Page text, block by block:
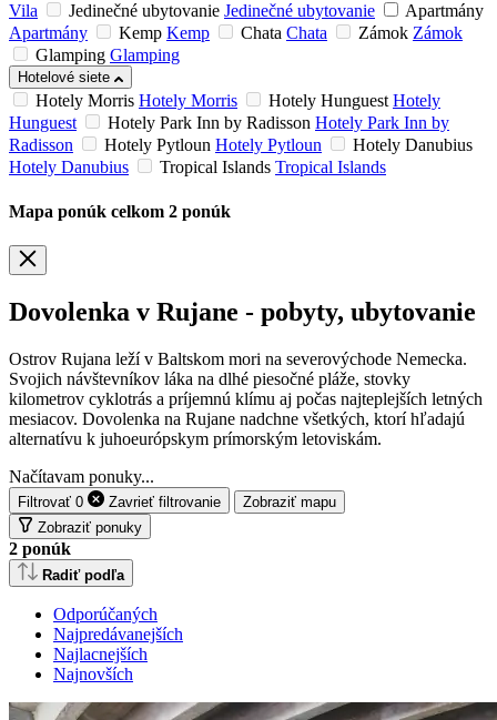
Vila
Jedinečné ubytovanie Jedinečné ubytovanie
Apartmány
Apartmány
Kemp Kemp Chata Chata Zámok Zámok
Glamping Glamping
Hotelové siete
Hotely Morris Hotely Morris Hotely Hunguest Hotely
Hunguest
Hotely Park Inn by Radisson Hotely Park Inn by
Radisson
Hotely Pytloun Hotely Pytloun
Hotely Danubius
Hotely Danubius
Tropical Islands Tropical Islands
Mapa ponúk celkom 2 ponúk
Dovolenka v Rujane - pobyty, ubytovanie
Ostrov Rujana leží v Baltskom mori na severovýchode Nemecka.
Svojich návštevníkov láka na dlhé piesočné pláže, stovky
kilometrov cyklotrás a príjemnú klímu aj počas najteplejších letných
mesiacov. Dovolenka na Rujane nadchne všetkých, ktorí hľadajú
alternatívu k juhoeurópskym prímorským letoviskám.
Načítavam ponuky...
Filtrovať 0 Zavrieť filtrovanie
Zobraziť mapu
Zobraziť ponuky
2 ponúk
Radiť podľa
Odporúčaných
Najpredávanejších
Najlacnejších
Najnovších